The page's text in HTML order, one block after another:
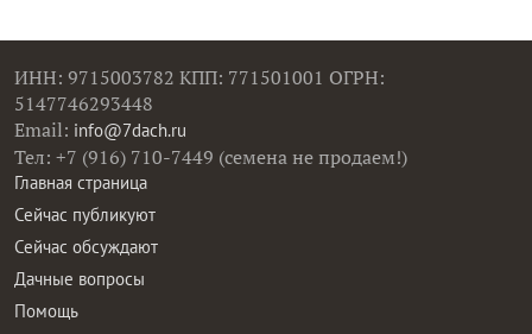
ИНН: 9715003782 КПП: 771501001 ОГРН:
5147746293448
Email: info@7dach.ru
Тел: +7 (916) 710-7449 (семена не продаем!)
Главная страница
Сейчас публикуют
Сейчас обсуждают
Дачные вопросы
Помощь